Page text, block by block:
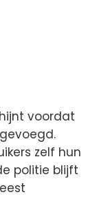
voordat
zelf hun
politie blijft